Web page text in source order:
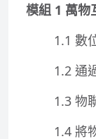
模組 1 萬物
1.1 數
1.2 通
1.3 物
1.4 將